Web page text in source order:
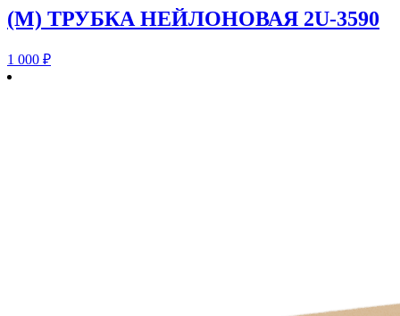
(M) ТРУБКА НЕЙЛОНОВАЯ 2U-3590
1 000 ₽